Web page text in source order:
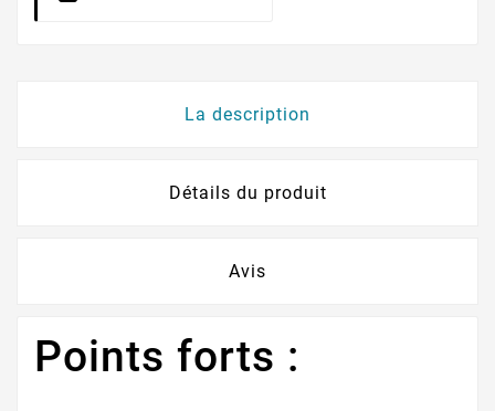
La description
Détails du produit
Avis
Points forts :